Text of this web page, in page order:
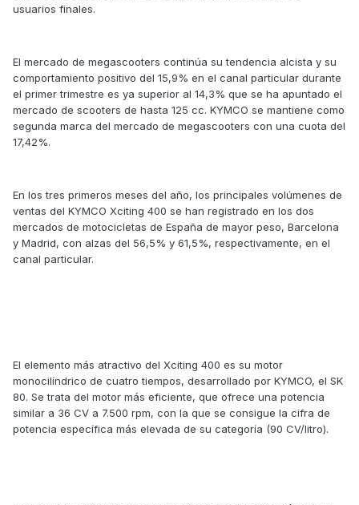
usuarios finales.
El mercado de megascooters continúa su tendencia alcista y su
comportamiento positivo del 15,9% en el canal particular durante
el primer trimestre es ya superior al 14,3% que se ha apuntado el
mercado de scooters de hasta 125 cc. KYMCO se mantiene como
segunda marca del mercado de megascooters con una cuota del
17,42%.
En los tres primeros meses del año, los principales volúmenes de
ventas del KYMCO Xciting 400 se han registrado en los dos
mercados de motocicletas de España de mayor peso, Barcelona
y Madrid, con alzas del 56,5% y 61,5%, respectivamente, en el
canal particular.
El elemento más atractivo del Xciting 400 es su motor
monocilíndrico de cuatro tiempos, desarrollado por KYMCO, el SK
80. Se trata del motor más eficiente, que ofrece una potencia
similar a 36 CV a 7.500 rpm, con la que se consigue la cifra de
potencia específica más elevada de su categoría (90 CV/litro).